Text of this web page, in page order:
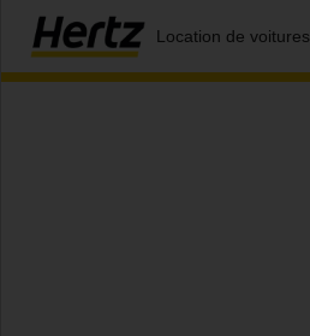
Location de voitures